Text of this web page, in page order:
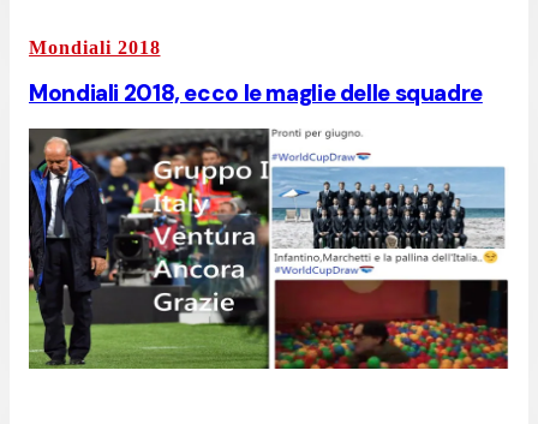
Mondiali 2018
Mondiali 2018, ecco le maglie delle squadre